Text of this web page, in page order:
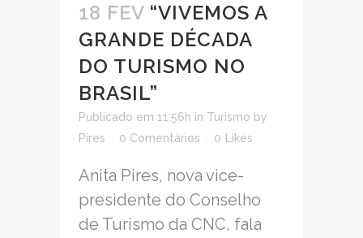
18 FEV “VIVEMOS A
GRANDE DÉCADA
DO TURISMO NO
BRASIL”
Publicado em 11:56h in Turismo by
Pires
0 Comentários 0 Likes
Anita Pires, nova vice-
presidente do Conselho
de Turismo da CNC, fala